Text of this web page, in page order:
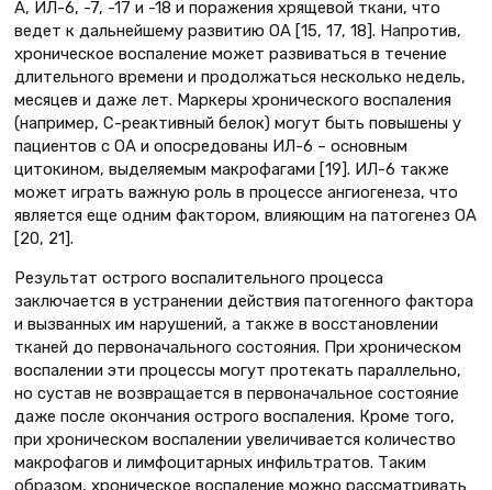
А, ИЛ-6, -7, -17 и -18 и поражения хрящевой ткани, что
ведет к дальнейшему развитию ОА [15, 17, 18]. Напротив,
хроническое воспаление может развиваться в течение
длительного времени и продолжаться несколько недель,
месяцев и даже лет. Маркеры хронического воспаления
(например, С-реактивный белок) могут быть повышены у
пациентов с ОА и опосредованы ИЛ-6 – основным
цитокином, выделяемым макрофагами [19]. ИЛ-6 также
может играть важную роль в процессе ангиогенеза, что
является еще одним фактором, влияющим на патогенез ОА
[20, 21].
Результат острого воспалительного процесса
заключается в устранении действия патогенного фактора
и вызванных им нарушений, а также в восстановлении
тканей до первоначального состояния. При хроническом
воспалении эти процессы могут протекать параллельно,
но сустав не возвращается в первоначальное состояние
даже после окончания острого воспаления. Кроме того,
при хроническом воспалении увеличивается количество
макрофагов и лимфоцитарных инфильтратов. Таким
образом, хроническое воспаление можно рассматривать